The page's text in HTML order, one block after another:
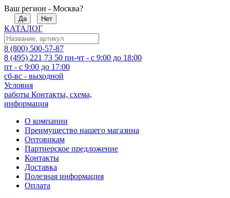
Ваш регион - Москва?
Да Нет
КАТАЛОГ
8 (800) 500-57-87
8 (495) 221 73 50 пн-чт - с 9:00 до 18:00
пт - с 9:00 до 17:00
сб-вс - выходной
Условия
работы Контакты, схема,
информация
О компании
Преимущество нашего магазина
Оптовикам
Партнерское предложение
Контакты
Доставка
Полезная информация
Оплата